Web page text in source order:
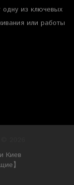
из ключевых
или работы
Киев
】